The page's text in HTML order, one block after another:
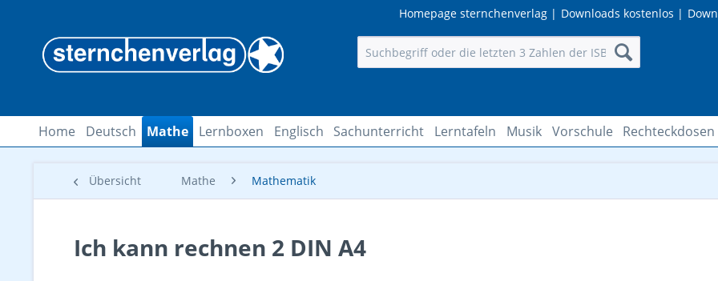
Downloads kostenlos |
Homepage sternchenverlag |
Home Deutsch Mathe Lernboxen Englisch Sachunterricht Lerntafeln Musik Vorschule Rechteckdosen
Übersicht Mathe Mathematik
Ich kann rechnen 2 DIN A4